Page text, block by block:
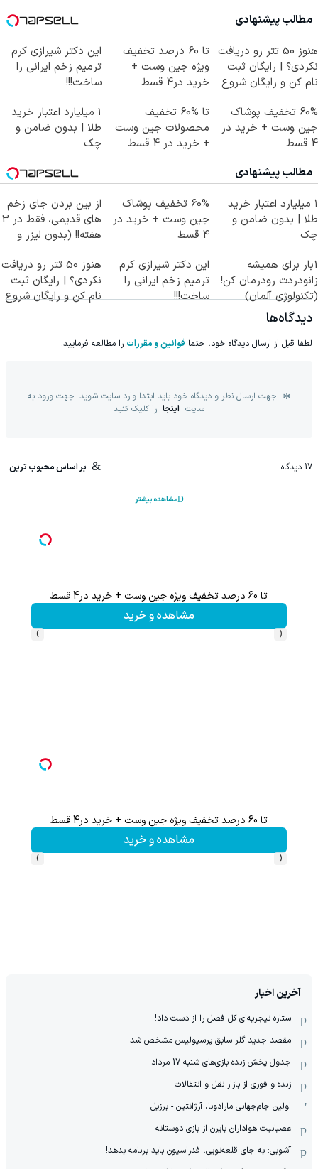
مطالب پیشنهادی
هنوز 50 تتر رو دریافت
نکردی؟ | رایگان ثبت
نام کن و رایگان شروع
تا 60 درصد تخفیف
ویژه جین وست +
خرید در4 قسط
این دکتر شیرازی کرم
ترمیم زخم ایرانی را
ساخت!!!
60% تخفیف پوشاک
جین وست + خرید در
4 قسط
تا %60 تخفیف
محصولات جین وست
+ خرید در 4 قسط
۱ میلیارد اعتبار خرید
طلا | بدون ضامن و
چک
مطالب پیشنهادی
۱ میلیارد اعتبار خرید
طلا | بدون ضامن و
چک
60% تخفیف پوشاک
جین وست + خرید در
4 قسط
از بین بردن جای زخم
های قدیمی، فقط در 3
هفته!! (بدون لیزر و
1بار برای همیشه
زانودردت رودرمان کن!
(تکنولوژی آلمان)
◂پرسشنامه▸
این دکتر شیرازی کرم
ترمیم زخم ایرانی را
ساخت!!!
هنوز 50 تتر رو دریافت
نکردی؟ | رایگان ثبت
نام کن و رایگان شروع
دیدگاه‌ها
لطفا قبل از ارسال دیدگاه خود، حتما قوانین و مقررات را مطالعه فرمایید.
جهت ارسال نظر و دیدگاه خود باید ابتدا وارد سایت شوید. جهت ورود به
سایت اینجا را کلیک کنید
17 دیدگاه بر اساس محبوب ترین
مشاهده بیشتر
تا 60 درصد تخفیف ویژه جین وست + خرید در4 قسط
مشاهده و خرید
‹
›
تا 60 درصد تخفیف ویژه جین وست + خرید در4 قسط
مشاهده و خرید
‹
›
آخرین اخبار
ستاره نیجریه‌ای کل فصل را از دست داد!
مقصد جدید گلر سابق پرسپولیس مشخص شد
جدول پخش زنده بازی‌های شنبه 17 مرداد
زنده و فوری از بازار نقل و انتقالات
اولین جام‌جهانی مارادونا، آرژانتین - برزیل
عصبانیت هواداران بایرن از بازی دوستانه
آشوبی: به جای قلعه‌نویی، فدراسیون باید برنامه بدهد!